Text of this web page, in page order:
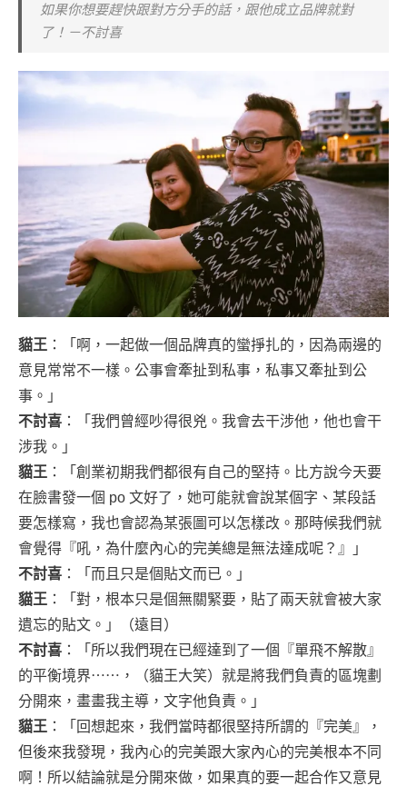
如果你想要趕快跟對方分手的話，跟他成立品牌就對
了！－不討喜
貓王 ：「啊，一起做一個品牌真的蠻掙扎的，因為兩邊的
意見常常不一樣。公事會牽扯到私事，私事又牽扯到公
事。」
不討喜 ：「我們曾經吵得很兇。我會去干涉他，他也會干
涉我。」
貓王 ：「創業初期我們都很有自己的堅持。比方說今天要
在臉書發一個 po 文好了，她可能就會說某個字、某段話
要怎樣寫，我也會認為某張圖可以怎樣改。那時候我們就
會覺得『吼，為什麼內心的完美總是無法達成呢？』」
不討喜 ：「而且只是個貼文而已。」
貓王 ：「對，根本只是個無關緊要，貼了兩天就會被大家
遺忘的貼文。」（遠目）
不討喜 ：「所以我們現在已經達到了一個『單飛不解散』
的平衡境界⋯⋯，（貓王大笑）就是將我們負責的區塊劃
分開來，畫畫我主導，文字他負責。」
貓王 ：「回想起來，我們當時都很堅持所謂的『完美』，
但後來我發現，我內心的完美跟大家內心的完美根本不同
啊！所以結論就是分開來做，如果真的要一起合作又意見